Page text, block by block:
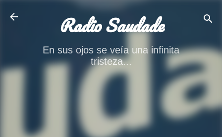
Radio Saudade
En sus ojos se veía una infinita
tristeza...